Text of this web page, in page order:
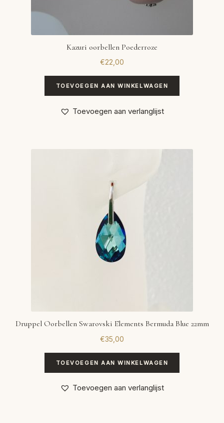
Kazuri oorbellen Poederroze
€22,00
TOEVOEGEN AAN WINKELWAGEN
Toevoegen aan verlanglijst
Druppel Oorbellen Swarovski Elements Bermuda Blue 22mm
€35,00
TOEVOEGEN AAN WINKELWAGEN
Toevoegen aan verlanglijst